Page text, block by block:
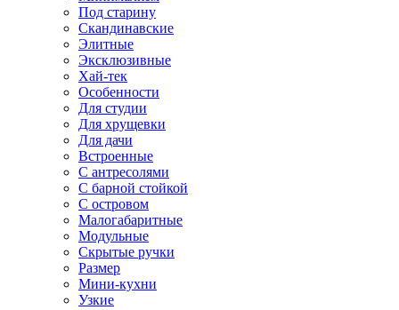
Под старину
Скандинавские
Элитные
Эксклюзивные
Хай-тек
Особенности
Для студии
Для хрущевки
Для дачи
Встроенные
С антресолями
С барной стойкой
С островом
Малогабаритные
Модульные
Скрытые ручки
Размер
Мини-кухни
Узкие